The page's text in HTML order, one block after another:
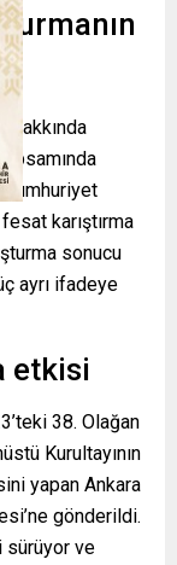
hakkında
karıştırma
sonucu
ayrı ifadeye
etkisi
38. Olağan
Kurultayının
yapan Ankara
gönderildi.
sürüyor ve